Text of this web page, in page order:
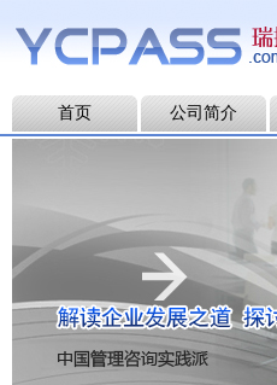
首页 公司简介